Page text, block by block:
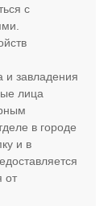
с
и завладения
лица
в городе
и в
от